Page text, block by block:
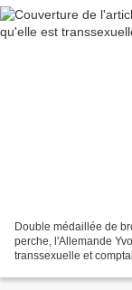
Double médaillée de
perche, l'Allemande
transsexuelle et